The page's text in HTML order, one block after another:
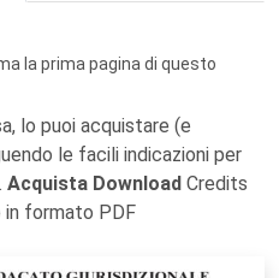
la prima pagina di questo
lo puoi acquistare (e
le facili indicazioni per
Acquista Download Credits
formato PDF